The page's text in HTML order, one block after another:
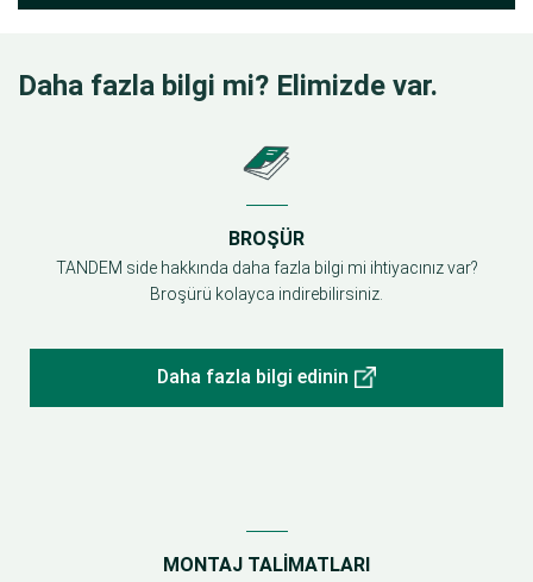
Daha fazla bilgi mi? Elimizde var.
BROŞÜR
TANDEM side hakkında daha fazla bilgi mi ihtiyacınız var?
Broşürü kolayca indirebilirsiniz.
Daha fazla bilgi edinin
MONTAJ TALIMATLARI